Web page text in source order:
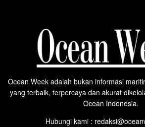
Ocean Week adalah bukan informasi
yang terbaik, terpercaya dan akurat
Ocean Indonesia.
Hubungi kami :